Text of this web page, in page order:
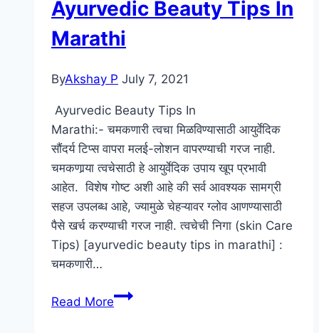
Ayurvedic Beauty Tips In
Marathi
ByAkshay P July 7, 2021
Ayurvedic Beauty Tips In
Marathi:- चमकणारी त्वचा मिळविण्यासाठी आयुर्वेदिक
सौंदर्य टिप्स वापरा मलई-लोशन वापरण्याची गरज नाही.
चमकणार्‍या त्वचेसाठी हे आयुर्वेदिक उपाय खूप प्रभावी
आहेत. विशेष गोष्ट अशी आहे की सर्व आवश्यक सामग्री
सहज उपलब्ध आहे, ज्यामुळे चेहऱ्यावर ग्लोव आणण्यासाठी
पैसे खर्च करण्याची गरज नाही. त्वचेची निगा (skin Care
Tips) [ayurvedic beauty tips in marathi] :
चमकणारी…
Read Moreआयुर्वेदिक